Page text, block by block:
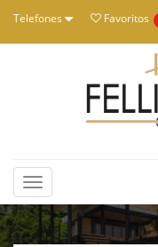
Telefones Favoritos
Toggle
navigation